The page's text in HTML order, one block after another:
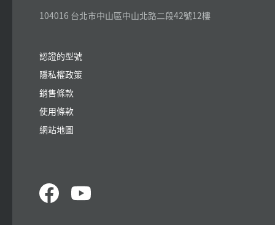
104016 台北市中山區中山北路二段42號12樓
認證的型號
隱私權政策
銷售條款
使用條款
網站地圖